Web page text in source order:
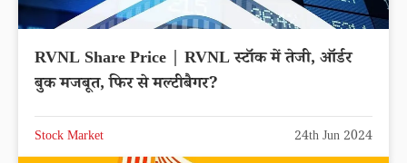
RVNL Share Price | RVNL स्टॉक में तेजी, ऑर्डर
बुक मजबूत, फिर से मल्टीबैगर?
Stock Market 24th Jun 2024